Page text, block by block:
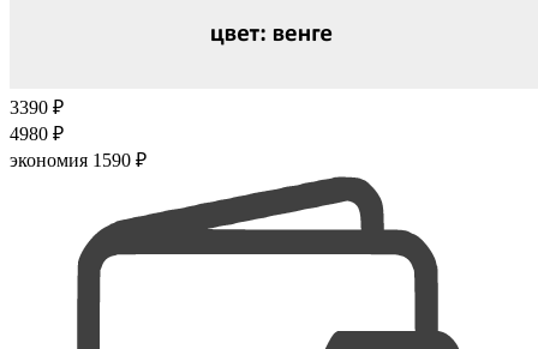
3390 ₽
4980 ₽
экономия 1590 ₽